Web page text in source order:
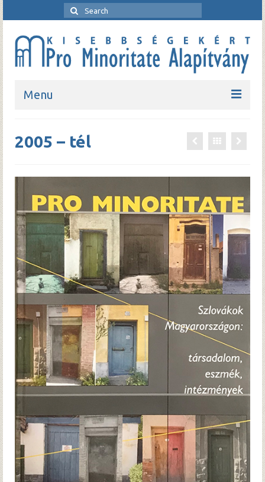
Search
for:
Menu
Rendezvények
Pro Minoritate folyóirat
Pro Minoritate könyvsorozat
Kapcsolat
Hírek
Archívum
2005 – tél